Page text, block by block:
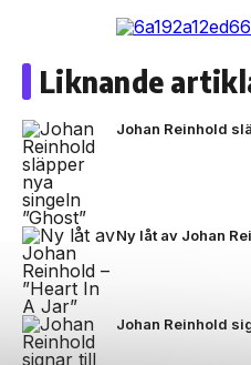
Liknande
Johan Reinhold
Ny låt av Johan
Johan Reinhold